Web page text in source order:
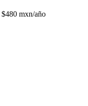
$480 mxn/año